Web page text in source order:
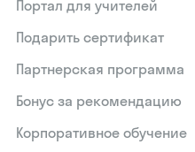
Портал для учителей
Подарить сертификат
Партнерская программа
Бонус за рекомендацию
Корпоративное обучение